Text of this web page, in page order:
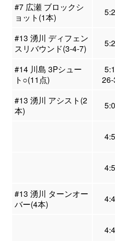
#7 広瀬 ブロックシ
ョット(1本)
#13 湧川 ディフェン
スリバウンド(3-4-7)
#14 川島 3Pシュー
ト○(11点)
#13 湧川 アシスト(2
本)
#13 湧川 ターンオー
バー(4本)